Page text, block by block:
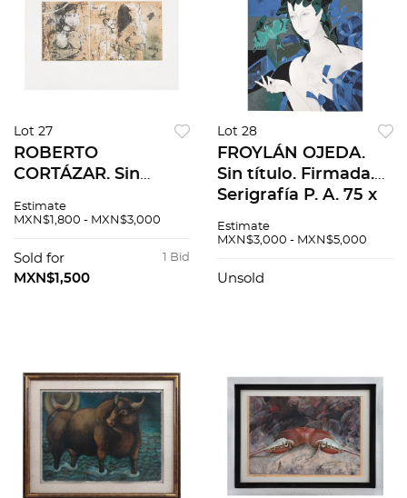
Lot 27
ROBERTO
CORTÁZAR. Sin
fechado 2001.
aguafuerte 17 / 100.
29 x 59 cm imagen /
Estimate
MXN$1,800 - MXN$3,000
1 Bid
Sold for
MXN$1,500
Lot 28
FROYLÁN OJEDA.
Sin título. Firmada.
Serigrafía P. A. 75 x
totales
Estimate
MXN$3,000 - MXN$5,000
Unsold